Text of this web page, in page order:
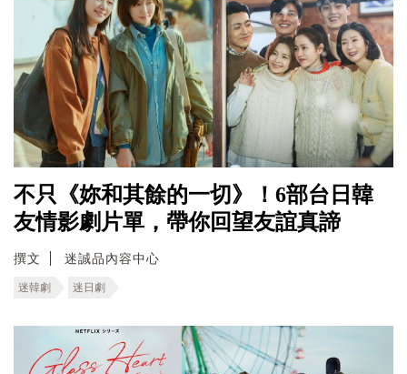
不只《妳和其餘的一切》！6部台日韓
友情影劇片單，帶你回望友誼真諦
撰文 迷誠品內容中心
迷韓劇 迷日劇